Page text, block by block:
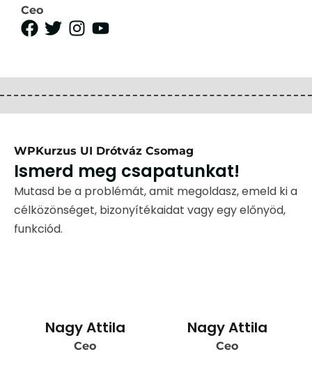
Ceo
WPKurzus UI Drótváz Csomag
Ismerd meg csapatunkat!
Mutasd be a problémát, amit megoldasz, emeld ki a
célközönséget, bizonyítékaidat vagy egy előnyöd,
funkciód.
Nagy Attila
Ceo
Nagy Attila
Ceo